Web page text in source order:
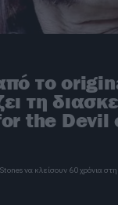
το
τη
the Devil